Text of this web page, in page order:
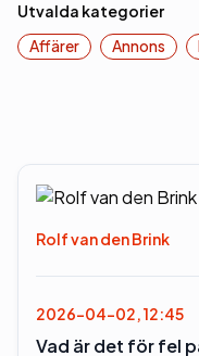
Utvalda kategorier
Affärer
Annons
Rolf van den Brink
2026-04-02, 12:45
Vad är det för fel